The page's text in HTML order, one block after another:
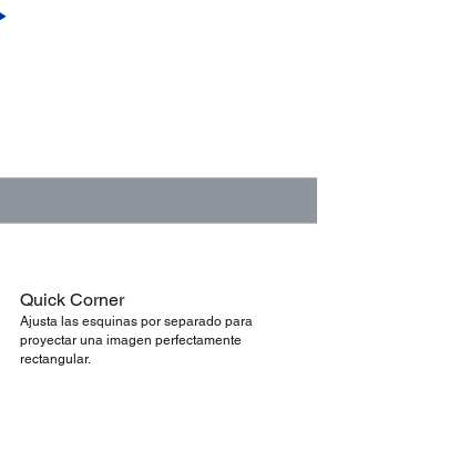
Quick Corner
Ajusta las esquinas por separado para
proyectar una imagen perfectamente
rectangular.